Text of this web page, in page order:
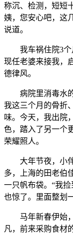
称沉、检测，短短
姨，您安心吧，这
说道。
我车祸住院3个月
现任老婆来接我，
德律风。
病院里消毒水的
我这三个月的骨折
味。今天，我出院
色，踏入了另一个
荣耀照人。
大年节夜，小伴
多，上海的田老伯
一只帆布袋。“我
也惊了。里面整划
马年新春伊始，
凡，前来采购食材